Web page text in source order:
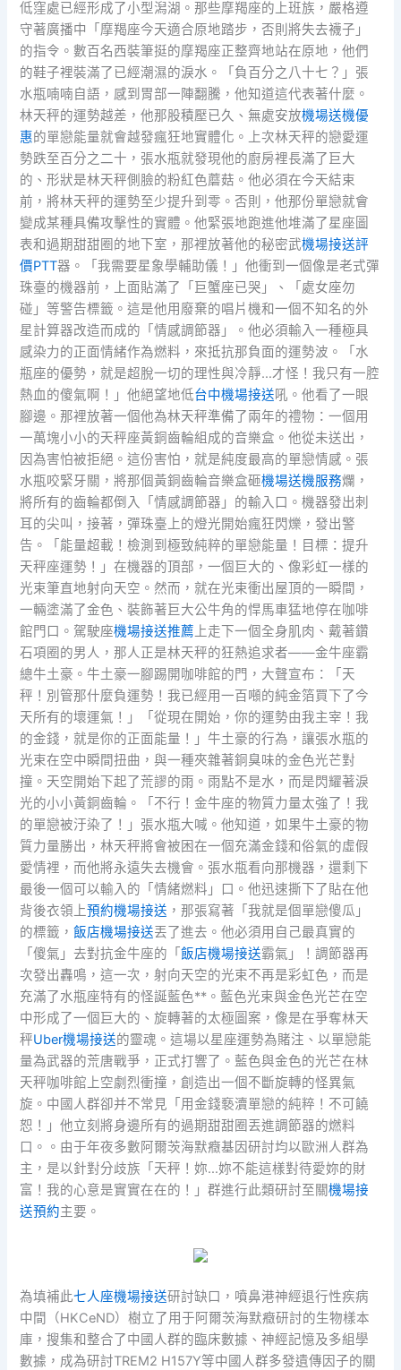
低窪處已經形成了小型潟湖。那些摩羯座的上班族，嚴格遵
守著廣播中「摩羯座今天適合原地踏步，否則將失去襪子」
的指令。數百名西裝筆挺的摩羯座正整齊地站在原地，他們
的鞋子裡裝滿了已經潮濕的淚水。「負百分之八十七？」張
水瓶喃喃自語，感到胃部一陣翻騰，他知道這代表著什麼。
林天秤的運勢越差，他那股積壓已久、無處安放機場送機優
惠的單戀能量就會越發瘋狂地實體化。上次林天秤的戀愛運
勢跌至百分之二十，張水瓶就發現他的廚房裡長滿了巨大
的、形狀是林天秤側臉的粉紅色蘑菇。他必須在今天結束
前，將林天秤的運勢至少提升到零。否則，他那份單戀就會
變成某種具備攻擊性的實體。他緊張地跑進他堆滿了星座圖
表和過期甜甜圈的地下室，那裡放著他的秘密武機場接送評
價PTT器。「我需要星象學輔助儀！」他衝到一個像是老式彈
珠臺的機器前，上面貼滿了「巨蟹座已哭」、「處女座勿
碰」等警告標籤。這是他用廢棄的唱片機和一個不知名的外
星計算器改造而成的「情感調節器」。他必須輸入一種極具
感染力的正面情緒作為燃料，來抵抗那負面的運勢波。「水
瓶座的優勢，就是超脫一切的理性與冷靜…才怪！我只有一腔
熱血的傻氣啊！」他絕望地低台中機場接送吼。他看了一眼
腳邊。那裡放著一個他為林天秤準備了兩年的禮物：一個用
一萬塊小小的天秤座黃銅齒輪組成的音樂盒。他從未送出，
因為害怕被拒絕。這份害怕，就是純度最高的單戀情感。張
水瓶咬緊牙關，將那個黃銅齒輪音樂盒砸機場送機服務爛，
將所有的齒輪都倒入「情感調節器」的輸入口。機器發出刺
耳的尖叫，接著，彈珠臺上的燈光開始瘋狂閃爍，發出警
告。「能量超載！檢測到極致純粹的單戀能量！目標：提升
天秤座運勢！」在機器的頂部，一個巨大的、像彩虹一樣的
光束筆直地射向天空。然而，就在光束衝出屋頂的一瞬間，
一輛塗滿了金色、裝飾著巨大公牛角的悍馬車猛地停在咖啡
館門口。駕駛座機場接送推薦 上走下一個全身肌肉、戴著鑽
石項圈的男人，那人正是林天秤的狂熱追求者——金牛座霸
總牛土豪。牛土豪一腳踢開咖啡館的門，大聲宣布：「天
秤！別管那什麼負運勢！我已經用一百噸的純金箔買下了今
天所有的壞運氣！」「從現在開始，你的運勢由我主宰！我
的金錢，就是你的正面能量！」牛土豪的行為，讓張水瓶的
光束在空中瞬間扭曲，與一種夾雜著銅臭味的金色光芒對
撞。天空開始下起了荒謬的雨。雨點不是水，而是閃耀著淚
光的小小黃銅齒輪。「不行！金牛座的物質力量太強了！我
的單戀被汙染了！」張水瓶大喊。他知道，如果牛土豪的物
質力量勝出，林天秤將會被困在一個充滿金錢和俗氣的虛假
愛情裡，而他將永遠失去機會。張水瓶看向那機器，還剩下
最後一個可以輸入的「情緒燃料」口。他迅速撕下了貼在他
背後衣領上預約機場接送 ，那張寫著「我就是個單戀傻瓜」
的標籤，飯店機場接送丟了進去。他必須用自己最真實的
「傻氣」去對抗金牛座的「飯店機場接送霸氣」！調節器再
次發出轟鳴，這一次，射向天空的光束不再是彩虹色，而是
充滿了水瓶座特有的怪誕藍色**。藍色光束與金色光芒在空
中形成了一個巨大的、旋轉著的太極圖案，像是在爭奪林天
秤Uber機場接送的靈魂。這場以星座運勢為賭注、以單戀能
量為武器的荒唐戰爭，正式打響了。藍色與金色的光芒在林
天秤咖啡館上空劇烈衝撞，創造出一個不斷旋轉的怪異氣
旋。中國人群卻并不常見「用金錢褻瀆單戀的純粹！不可饒
恕！」他立刻將身邊所有的過期甜甜圈丟進調節器的燃料
口。。由于年夜多數阿爾茨海默癥基因研討均以歐洲人群為
主，是以針對分歧族「天秤！妳…妳不能這樣對待愛妳的財
富！我的心意是實實在在的！」群進行此類研討至關機場接
送預約主要。
為填補此七人座機場接送研討缺口，噴鼻港神經退行性疾病
中間（HKCeND）樹立了用于阿爾茨海默癥研討的生物樣本
庫，搜集和整合了中國人群的臨床數據、神經記憶及多組學
數據，成為研討TREM2 H157Y等中國人群多發遺傳因子的關